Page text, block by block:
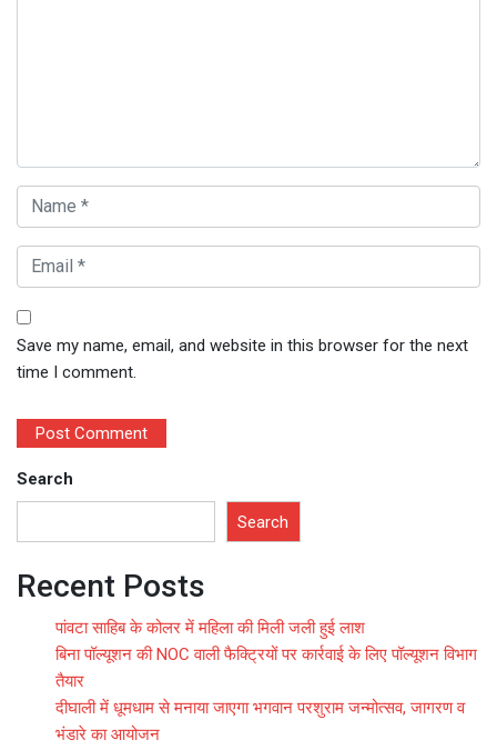
Save my name, email, and website in this browser for the next
time I comment.
Search
Search
Recent Posts
पांवटा साहिब के कोलर में महिला की मिली जली हुई लाश
बिना पॉल्यूशन की NOC वाली फैक्ट्रियों पर कार्रवाई के लिए पॉल्यूशन विभाग
तैयार
दीघाली में धूमधाम से मनाया जाएगा भगवान परशुराम जन्मोत्सव, जागरण व
भंडारे का आयोजन